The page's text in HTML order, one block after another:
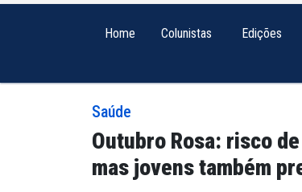
Home Colunistas Edições
Saúde
Outubro Rosa: risco
mas jovens também